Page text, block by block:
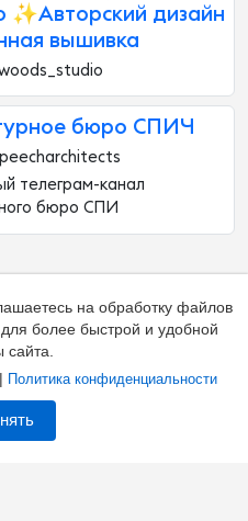
✨Авторский дизайн
вышивка
бюро СПИЧ
телеграм-канал
бюро СПИ
на обработку файлов
более быстрой и удобной
сайта.
| Политика конфиденциальности